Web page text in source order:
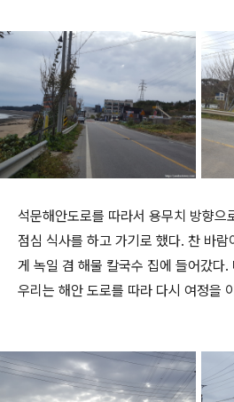
석문해안도로를 따라서 용무치 방향으
점심 식사를 하고 가기로 했다. 찬 바
게 녹일 겸 해물 칼국수 집에 들어갔다.
우리는 해안 도로를 따라 다시 여정을